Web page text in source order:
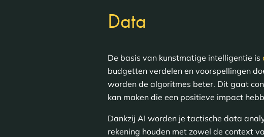
Data
De basis van kunstmatige intelligentie is
budgetten verdelen en voorspellingen
worden de algoritmes beter. Dit gaat
kan maken die een positieve impact
Dankzij AI worden je tactische data
rekening houden met zowel de context